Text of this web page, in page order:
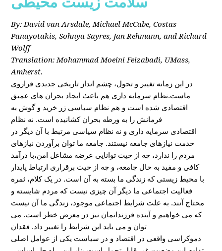
By: David van Arsdale, Michael McCabe, Costas
Panayotakis, Sohnya Sayres, Jan Rehmann, and Richard
Wolff
Translation: Mohammad Moeini Feizabadi, UMass,
Amherst.
در این زمانه تغییر و تحول، چشم انداز تاریخی جدیدی فراروی
ماست.نظام سرمایه داری هم باعث ایجاد بحران های عمیق
اقتصادی شده است و هم نظام سیاسی زر خرید و گوش به
فرمانش را به ورطه بحران کشانیده است. نه نظام
اقتصادی سرمایه داری و نه نظام سیاسی مرتبط با آن دیگر در
خدمت نیازهای جامعه نیستند. جامعه ما توان برآوردن نیازهای
مردم را ندارد، چه از حیث توانایی عرضه مشاغل امن،با درآمد
کافی و مفید به حال جامعه، و چه از حیث برقراری ارتباط پایدار
با محیط زیستی که زندگی ما بسته به آن است. در یک کلام، ثمره
فعالیت اجتماعی ما دیگر آن چیزی نیست که مردم شایسته و
محتاج آنند. به علت شرایط اجتماعی موجود، زندگی ما آن نیست
که می خواهیم و آینده فرزندانمان نیز در معرض خطر است. می
توان و می باید این شرایط را تغییر داد. فقدان
دموکراسی واقعی در اقتصاد و در سیاست یکی از عوامل اصلی